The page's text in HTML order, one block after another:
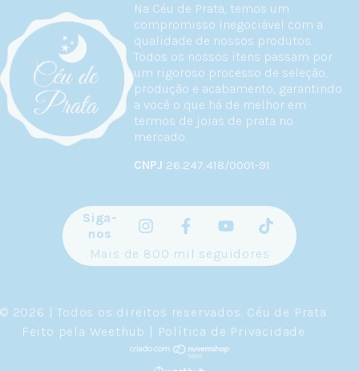
Na Céu de Prata, temos um
compromisso inegociável com a
qualidade de nossos produtos.
Todos os nossos itens passam por
um rigoroso processo de seleção,
produção e acabamento, garantindo
a você o que há de melhor em
termos de joias de prata no
mercado.
CNPJ 26.247.418/0001-91
Siga-
nos
Mais de 800 mil seguidores
© 2026 | Todos os direitos reservados. Céu de Prata.
Feito pela Weethub | Política de Privacidade.